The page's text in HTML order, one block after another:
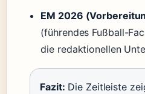
EM 2026
(führendes Fußball-
die redaktionellen
Fazit: Die Zeitleiste